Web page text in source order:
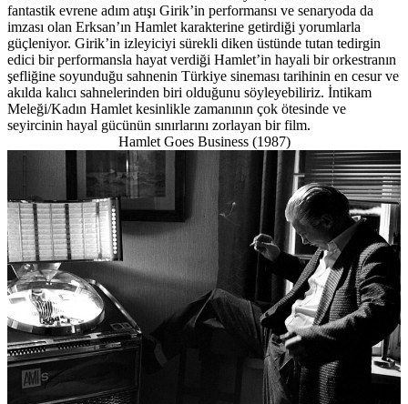
fantastik evrene adım atışı Girik’in performansı ve senaryoda da
imzası olan Erksan’ın Hamlet karakterine getirdiği yorumlarla
güçleniyor. Girik’in izleyiciyi sürekli diken üstünde tutan tedirgin
edici bir performansla hayat verdiği Hamlet’in hayali bir orkestranın
şefliğine soyunduğu sahnenin Türkiye sineması tarihinin en cesur ve
akılda kalıcı sahnelerinden biri olduğunu söyleyebiliriz. İntikam
Meleği/Kadın Hamlet kesinlikle zamanının çok ötesinde ve
seyircinin hayal gücünün sınırlarını zorlayan bir film.
Hamlet Goes Business (1987)